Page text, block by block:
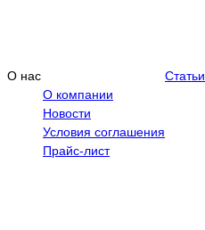
О нас
О компании
Новости
Условия соглашения
Прайс-лист
Статьи